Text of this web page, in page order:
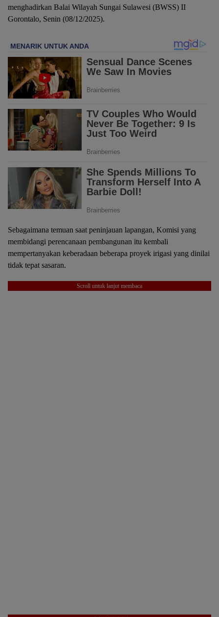
menghadirkan Balai Wilayah Sungai Sulawesi (BWSS) II
Gorontalo, Senin (08/12/2025).
Sebagaimana temuan saat peninjauan lapangan, Komisi yang
membidangi perencanaan pembangunan itu kembali
mempertanyakan keberadaan beberapa proyek irigasi yang dinilai
tidak tepat sasaran.
Scroll untuk lanjut membaca